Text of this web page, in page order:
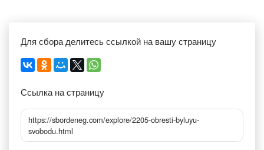
Для сбора делитесь ссылкой на вашу страницу
Ссылка на страницу
https://sbordeneg.com/explore/2205-obresti-byluyu-
svobodu.html